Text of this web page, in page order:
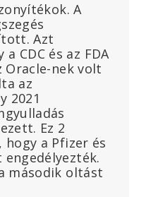
A
Azt
CDC és az FDA
Oracle-nek volt
az
2021
Ez 2
a Pfizer és
második oltást